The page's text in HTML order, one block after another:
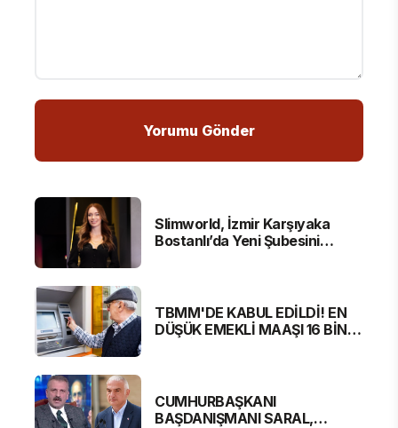
Slimworld, İzmir Karşıyaka
Bostanlı’da Yeni Şubesini
TBMM'DE KABUL EDİLDİ! EN
DÜŞÜK EMEKLİ MAAŞI 16 BİN
CUMHURBAŞKANI
BAŞDANIŞMANI SARAL,